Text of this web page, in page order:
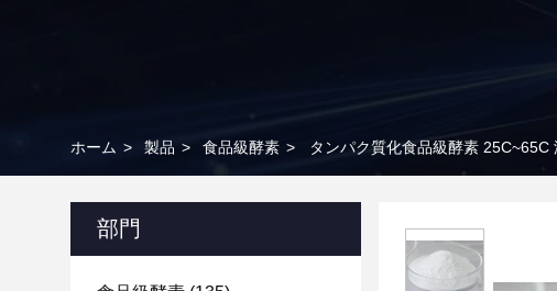
ホーム > 製品 > 食品級酵素 > タンパク質化食品級酵素
部門